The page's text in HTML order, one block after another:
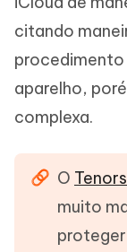
citando
aparelho,
complexa.
O
muito